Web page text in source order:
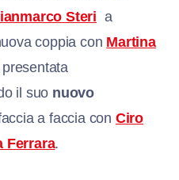
Steri a
coppia con Martina
il suo nuovo
a faccia con Ciro
Ferrara.